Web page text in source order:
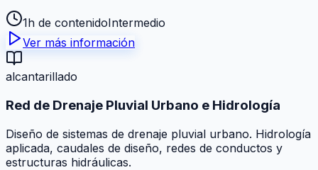
1h de contenidoIntermedio
Ver más información
alcantarillado
Red de Drenaje Pluvial Urbano e Hidrología
Diseño de sistemas de drenaje pluvial urbano. Hidrología
aplicada, caudales de diseño, redes de conductos y
estructuras hidráulicas.